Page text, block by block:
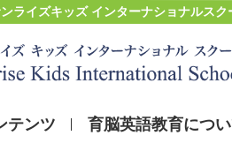
ライズキッズ インターナショナルスク
テンツ 育脳英語教育につ